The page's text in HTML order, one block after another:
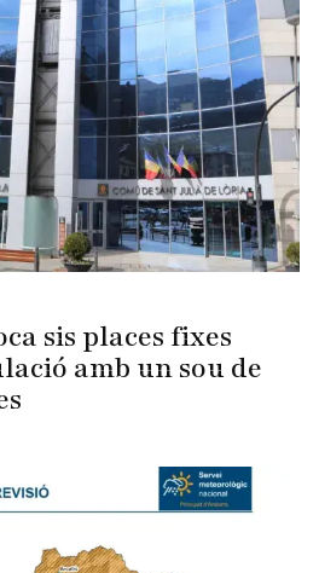
sis places fixes
amb un sou de